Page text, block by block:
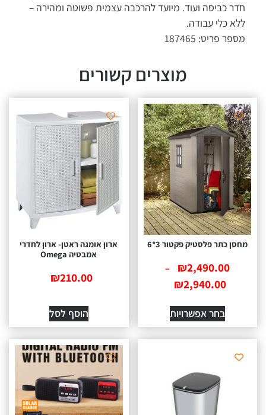
חדר כביסה ועוד. מיועד להרכבה עצמית פשוטה ומהירה –
ללא כלי עבודה.
מספר פריט: 187465
מוצרים קשורים
מחסן ‏כתר פלסטיק פקטור 3*6
₪2,490.00
–
₪2,940.00
בחר אפשרויות
ארון אומגה ראטן- ארון לחדרי
אמבטיה Omega
₪210.00
הוסף לסל